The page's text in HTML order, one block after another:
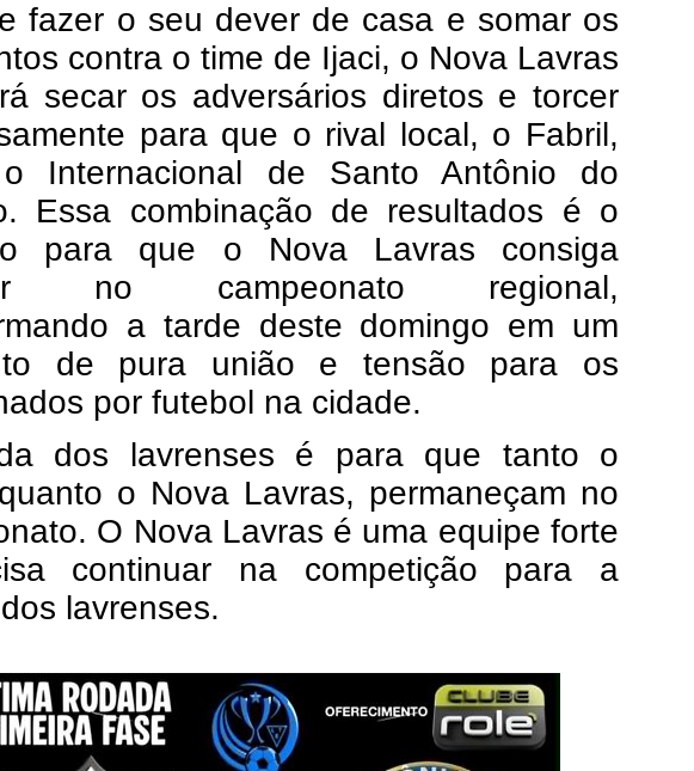
fazer o seu dever de casa e somar os
contra o time de Ijaci, o Nova Lavras
secar os adversários diretos e torcer
para que o rival local, o Fabril,
Internacional de Santo Antônio do
Essa combinação de resultados é o
para que o Nova Lavras consiga
no campeonato regional,
a tarde deste domingo em um
de pura união e tensão para os
por futebol na cidade.
dos lavrenses é para que tanto o
o Nova Lavras, permaneçam no
O Nova Lavras é uma equipe forte
continuar na competição para a
lavrenses.